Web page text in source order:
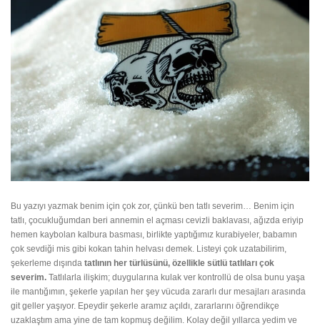
Bu yazıyı yazmak benim için çok zor, çünkü ben tatlı severim… Benim için
tatlı, çocukluğumdan beri annemin el açması cevizli baklavası, ağızda eriyip
hemen kaybolan kalbura basması, birlikte yaptığımız kurabiyeler, babamın
çok sevdiği mis gibi kokan tahin helvası demek. Listeyi çok uzatabilirim,
şekerleme dışında tatlının her türlüsünü, özellikle sütlü tatlıları çok
severim. Tatlılarla ilişkim; duygularına kulak ver kontrollü de olsa bunu yaşa
ile mantığımın, şekerle yapılan her şey vücuda zararlı dur mesajları arasında
git geller yaşıyor. Epeydir şekerle aramız açıldı, zararlarını öğrendikçe
uzaklaştım ama yine de tam kopmuş değilim. Kolay değil yıllarca yedim ve